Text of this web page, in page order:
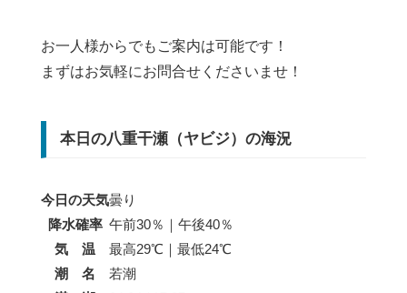
お一人様からでもご案内は可能です！
まずはお気軽にお問合せくださいませ！
本日の八重干瀬（ヤビジ）の海況
今日の天気曇り
降水確率 午前30％｜午後40％
気 温
最高29℃｜最低24℃
潮 名
若潮